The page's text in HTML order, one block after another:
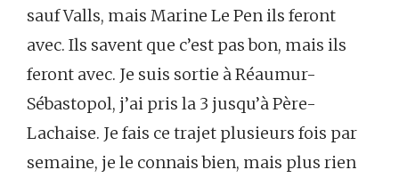
sauf Valls, mais Marine Le Pen ils feront
avec. Ils savent que c’est pas bon, mais ils
feront avec. Je suis sortie à Réaumur-
Sébastopol, j’ai pris la 3 jusqu’à Père-
Lachaise. Je fais ce trajet plusieurs fois par
semaine, je le connais bien, mais plus rien